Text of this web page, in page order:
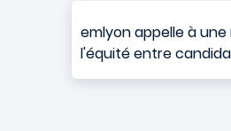
emlyon appelle à
l'équité entre